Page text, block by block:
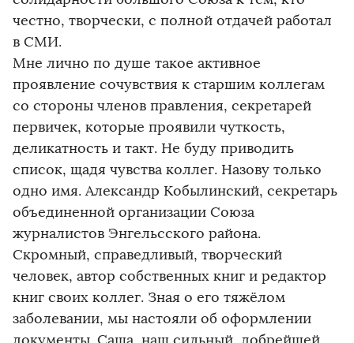
честно, творчески, с полной отдачей работал
в СМИ.
Мне лично по душе такое активное
проявление сочувствия к старшим коллегам
со стороны членов правления, секретарей
первичек, которые проявили чуткость,
деликатность и такт. Не буду приводить
список, щадя чувства коллег. Назову только
одно имя. Александр Кобылинский, секретарь
объединенной организации Союза
журналистов Энгельсского района.
Скромный, справедливый, творческий
человек, автор собственных книг и редактор
книг своих коллег. Зная о его тяжёлом
заболевании, мы настояли об оформлении